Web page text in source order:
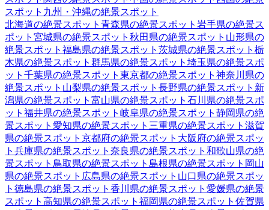
スポット 九州・沖縄の絶景スポット
北海道の絶景スポット 青森県の絶景スポット 岩手県の絶景ス
ポット 宮城県の絶景スポット 秋田県の絶景スポット 山形県の
絶景スポット 福島県の絶景スポット 茨城県の絶景スポット 栃
木県の絶景スポット 群馬県の絶景スポット 埼玉県の絶景スポ
ット 千葉県の絶景スポット 東京都の絶景スポット 神奈川県の
絶景スポット 山梨県の絶景スポット 長野県の絶景スポット 新
潟県の絶景スポット 富山県の絶景スポット 石川県の絶景スポ
ット 福井県の絶景スポット 岐阜県の絶景スポット 静岡県の絶
景スポット 愛知県の絶景スポット 三重県の絶景スポット 滋賀
県の絶景スポット 京都府の絶景スポット 大阪府の絶景スポッ
ト 兵庫県の絶景スポット 奈良県の絶景スポット 和歌山県の絶
景スポット 鳥取県の絶景スポット 島根県の絶景スポット 岡山
県の絶景スポット 広島県の絶景スポット 山口県の絶景スポッ
ト 徳島県の絶景スポット 香川県の絶景スポット 愛媛県の絶景
スポット 高知県の絶景スポット 福岡県の絶景スポット 佐賀県